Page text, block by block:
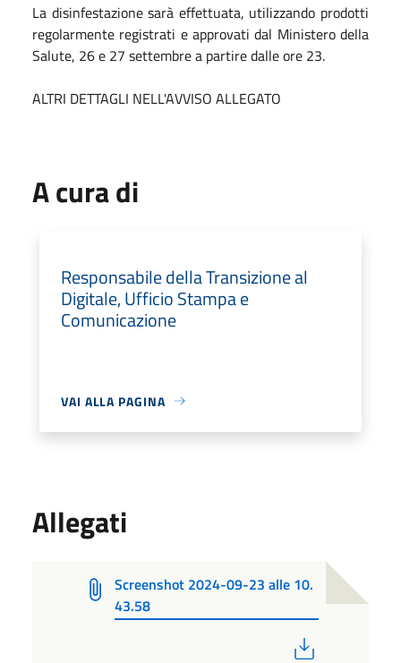
La disinfestazione sarà effettuata, utilizzando prodotti
regolarmente registrati e approvati dal Ministero della
Salute, 26 e 27 settembre a partire dalle ore 23.
ALTRI DETTAGLI NELL'AVVISO ALLEGATO
A cura di
Responsabile della Transizione al
Digitale, Ufficio Stampa e
Comunicazione
VAI ALLA PAGINA
Allegati
Screenshot 2024-09-23 alle 10.
43.58